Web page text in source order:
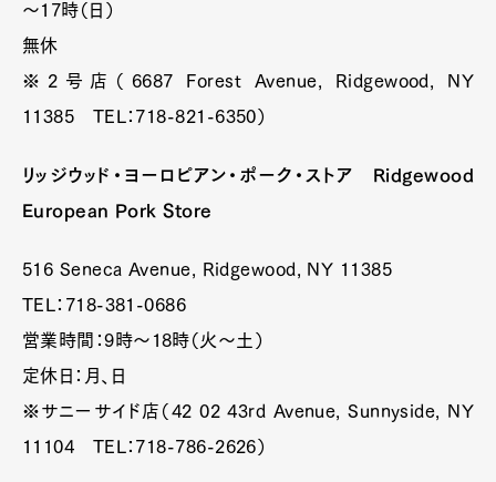
～17時（日）
無休
※2号店（6687 Forest Avenue, Ridgewood, NY
11385 TEL：718-821-6350）
リッジウッド・ヨーロピアン・ポーク・ストア Ridgewood
European Pork Store
516 Seneca Avenue, Ridgewood, NY 11385
TEL：718-381-0686
営業時間：9時～18時（火～土）
定休日：月、日
※サニーサイド店（42 02 43rd Avenue, Sunnyside, NY
11104 TEL：718-786-2626）